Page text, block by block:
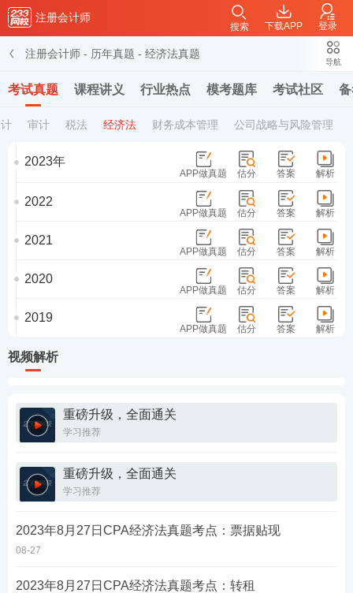
注册会计师
下载APP 登录
搜索
注册会计师 - 历年真题 - 经济法真题
考试真题 课程讲义 行业热点 模考题库 考试社区
导航
审计 税法 经济法 财务成本管理 公司战略与风险管理
2023年
估分 答案 解析
APP做真题
2022
估分 答案 解析
APP做真题
2021
估分 答案 解析
APP做真题
2020
估分 答案 解析
APP做真题
2019
估分 答案 解析
APP做真题
视频解析
重磅升级，全面通关
学习推荐
重磅升级，全面通关
学习推荐
2023年8月27日CPA经济法真题考点：票据贴现
08-27
2023年8月27日CPA经济法真题考点：转租